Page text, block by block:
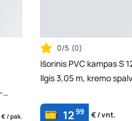
€ / pak.
0/5 (0)
Išorinis PVC kampas S
Ilgis 3,05 m, kremo
1299 € / vnt.